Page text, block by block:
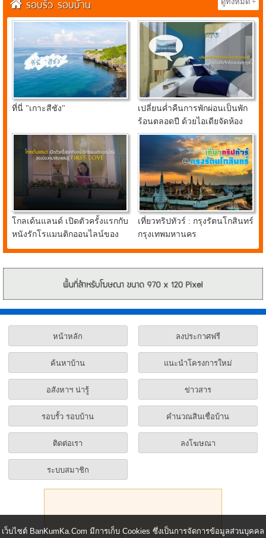
รอบรั้ว รอบบ้าน
ที่นี่ "เกาะสีชัง"
เปลี่ยนค่ำคืนการพักผ่อนเป็นพัก
ร้อนตลอดปี ด้วยไอเดียจัดห้อง
นอนสุดคูลจาก อินเด็กซ์ ลิฟวิ่ง
โกลเด้นแลนด์ เปิดตัวครั้งแรกกับ
หนังรักโรแมนติกออนไลน์ของ
น้องหมาชิบะแสนรู้ FIRST
เที่ยวทริปทัวร์ : กรุงรัตนโกสินทร์
กรุงเทพมหานคร
หน้าหลัก ลงประกาศฟรี
ค้นหาบ้าน แนะนำโครงการใหม่
อสังหาฯ น่ารู้ ข่าวสาร
รอบรั้ว รอบบ้าน คำนวณสินเชื่อบ้าน
ติดต่อเรา ลงโฆษณา
ระบบสมาชิก
เว็บไซต์ BanKumKa.Com มีการเก็บ Cookies ซึ่งเป็นการจัดการข้อมูลส่วนบุคคล